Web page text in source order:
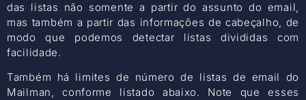
das listas não somente a partir do assunto do email,
mas também a partir das informações de cabeçalho, de
modo que podemos detectar listas divididas com
facilidade.
Também há limites de número de listas de email do
Mailman, conforme listado abaixo. Note que esses